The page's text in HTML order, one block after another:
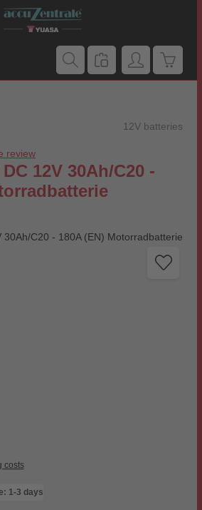
12V batteries
5 stars
review
12V 30Ah/C20 -
costs
1-3 days